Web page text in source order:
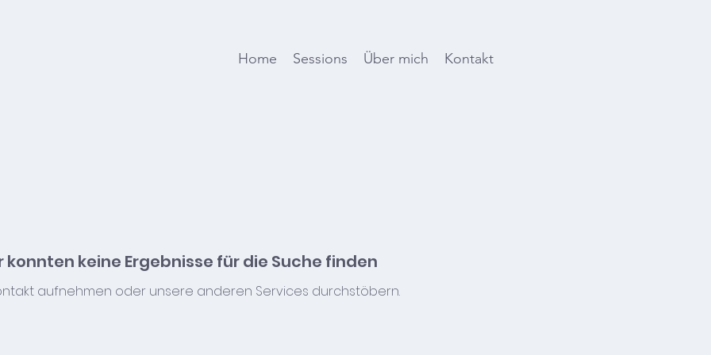
Home Sessions Über mich Kontakt
konnten keine Ergebnisse für die Suche finden
aufnehmen oder unsere anderen Services durchstöbern.